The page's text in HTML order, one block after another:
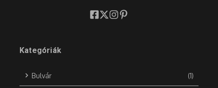
Kategóriák
Bulvár (1)